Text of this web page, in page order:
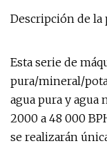
Descripción de la
Esta serie de
pura/mineral/
agua pura y agua
2000 a 48 000
se realizarán